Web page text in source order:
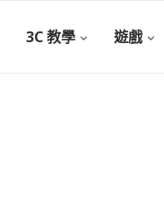
3C 教學 遊戲